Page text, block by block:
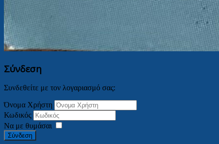
Σύνδεση
Συνδεθείτε με τον λογαριασμό σας:
Όνομα Χρήστη
Κωδικός
Να με θυμάσαι
Σύνδεση